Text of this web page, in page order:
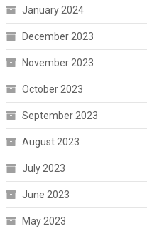
January 2024
December 2023
November 2023
October 2023
September 2023
August 2023
July 2023
June 2023
May 2023